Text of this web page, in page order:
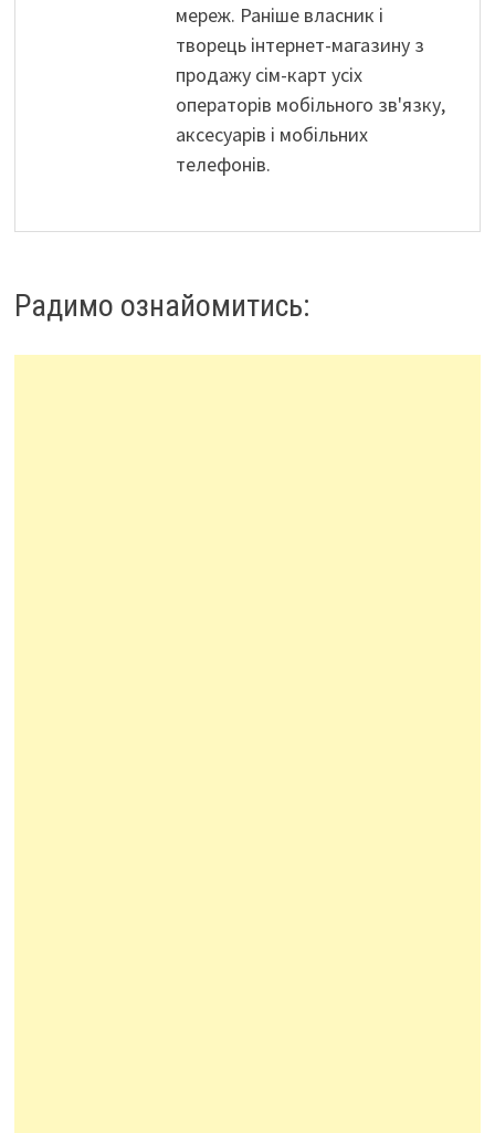
мереж. Раніше власник і
творець інтернет-магазину з
продажу сім-карт усіх
операторів мобільного зв'язку,
аксесуарів і мобільних
телефонів.
Радимо ознайомитись: